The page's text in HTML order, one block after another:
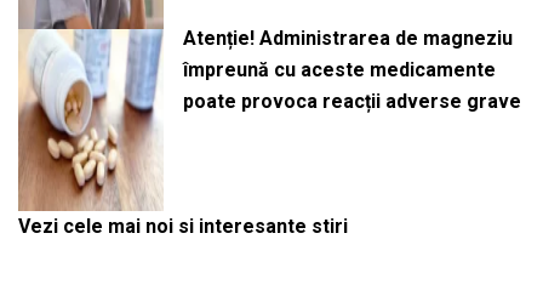
Atenție! Administrarea de magneziu
împreună cu aceste medicamente
poate provoca reacții adverse grave
Vezi cele mai noi si interesante stiri